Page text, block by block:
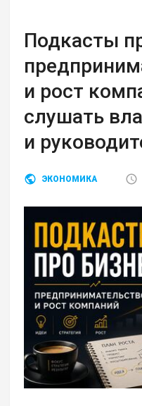
Подкасты
и рост
слушать
и
ЭКОНОМИКА